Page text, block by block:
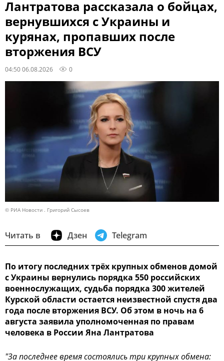
Лантратова рассказала о бойцах,
вернувшихся с Украины и
курянах, пропавших после
вторжения ВСУ
04:50 06.08.2026 0
© РИА Новости . Григорий Сысоев
Читать в Дзен Telegram
По итогу последних трёх крупных обменов домой
с Украины вернулись порядка 550 российских
военнослужащих, судьба порядка 300 жителей
Курской области остается неизвестной спустя два
года после вторжения ВСУ. Об этом в ночь на 6
августа заявила уполномоченная по правам
человека в России Яна Лантратова
"За последнее время состоялись три крупных обмена: